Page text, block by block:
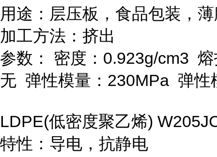
用途：层压板，食品包装，
加工方法：挤出
参数：
密度： 0.923g/cm3
无 弹性模量： 230MPa 弹性
LDPE(低密度聚乙烯)
特性：导电，抗静电